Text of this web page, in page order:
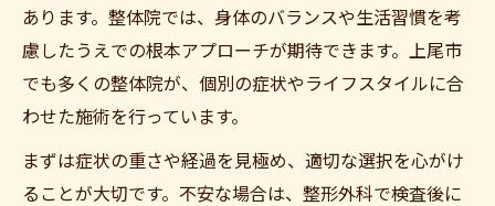
あります。整体院では、身体のバランスや生活習慣を考
慮したうえでの根本アプローチが期待できます。上尾市
でも多くの整体院が、個別の症状やライフスタイルに合
わせた施術を行っています。
まずは症状の重さや経過を見極め、適切な選択を心がけ
ることが大切です。不安な場合は、整形外科で検査後に